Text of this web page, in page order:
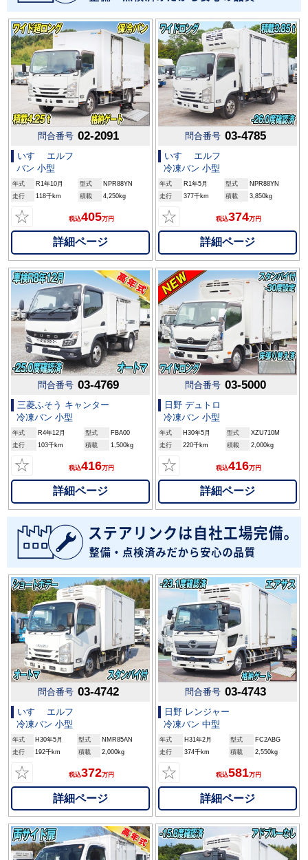
問合番号 02-2091
いすゞ エルフ
バン 小型
年式 R1年10月 型式
NPR88YN
走行
118千km 積載 4,250kg
☆ 税込405万円
詳細ページ
問合番号 03-4785
いすゞ エルフ
冷凍バン 小型
年式 R1年5月 型式
NPR88YN
走行
377千km 積載 3,850kg
☆ 税込374万円
詳細ページ
問合番号 03-4769
三菱ふそう キャンター
冷凍バン 小型
年式 R4年12月 型式
FBA00
走行
103千km 積載 1,500kg
☆ 税込416万円
詳細ページ
問合番号 03-5000
日野 デュトロ
冷凍バン 小型
年式 H30年5月 型式
XZU710M
走行
220千km 積載 2,000kg
☆ 税込416万円
詳細ページ
問合番号 03-4742
いすゞ エルフ
冷凍バン 小型
年式 H30年5月 型式
NMR85AN
走行
192千km 積載 2,000kg
☆ 税込372万円
詳細ページ
問合番号 03-4743
日野 レンジャー
冷凍バン 中型
年式 H31年2月 型式
FC2ABG
走行
374千km 積載 2,550kg
☆ 税込581万円
詳細ページ